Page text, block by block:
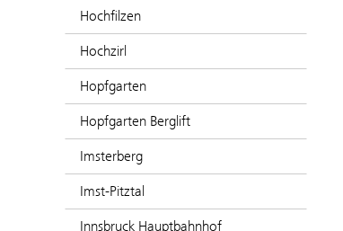
Hochfilzen
Hochzirl
Hopfgarten
Hopfgarten Berglift
Imsterberg
Imst-Pitztal
Innsbruck Hauptbahnhof